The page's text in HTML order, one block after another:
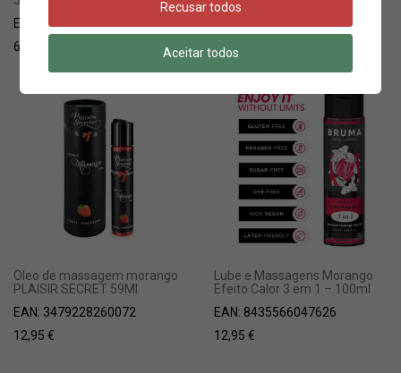
EAN:
4024144100828
6,50
EAN:
13,95€
Óleo de massagem morango
PLAISIR SECRET 59Ml
EAN: 3479228260072
12,95 €
Lube e Massagens Morango
Efeito Calor 3 em 1 – 100ml
EAN: 8435566047626
12,95 €
Recusar todos
Aceitar todos